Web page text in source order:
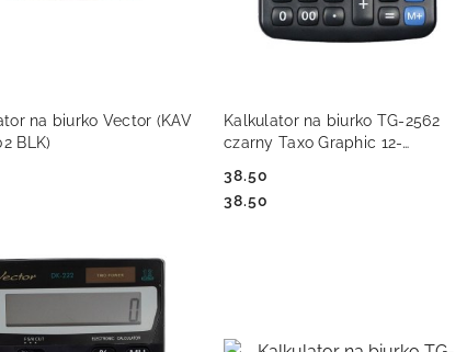
na biurko Vector (KAV
BLK)
DO KOSZYKA
Kalkulator na biurko TG-2562
czarny Taxo Graphic 12-
Cena:
38.50
Cena:
38.50
DO KOSZYKA